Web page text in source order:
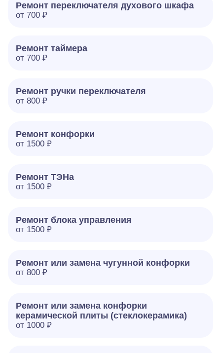
Ремонт переключателя духового шкафа
от 700 ₽
Ремонт таймера
от 700 ₽
Ремонт ручки переключателя
от 800 ₽
Ремонт конфорки
от 1500 ₽
Ремонт ТЭНа
от 1500 ₽
Ремонт блока управления
от 1500 ₽
Ремонт или замена чугунной конфорки
от 800 ₽
Ремонт или замена конфорки
керамической плиты (стеклокерамика)
от 1000 ₽